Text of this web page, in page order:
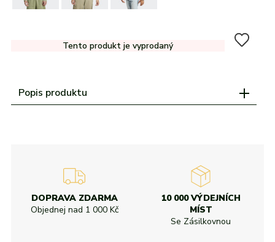
adidas Nike Puma Kama
Všechny značky
Tento produkt je vyprodaný
Popis produktu
DOPRAVA ZDARMA
Objednej nad 1 000 Kč
10 000 VÝDEJNÍCH
MÍST
Se Zásilkovnou